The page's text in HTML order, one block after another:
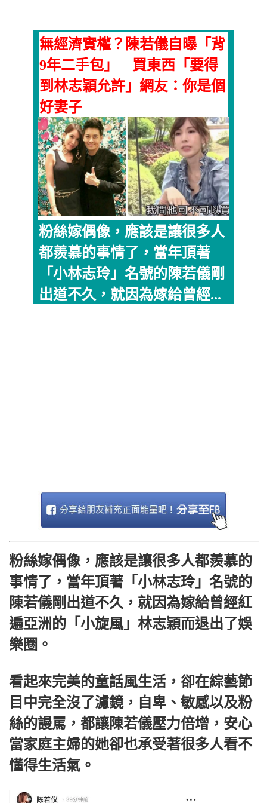
無經濟實權？陳若儀自曝「背
9年二手包」 買東西「要得
到林志穎允許」網友：你是個
好妻子
粉絲嫁偶像，應該是讓很多人
都羨慕的事情了，當年頂著
「小林志玲」名號的陳若儀剛
出道不久，就因為嫁給曾經...
粉絲嫁偶像，應該是讓很多人都羨慕的
事情了，當年頂著「小林志玲」名號的
陳若儀剛出道不久，就因為嫁給曾經紅
遍亞洲的「小旋風」林志穎而退出了娛
樂圈。
看起來完美的童話風生活，卻在綜藝節
目中完全沒了濾鏡，自卑、敏感以及粉
絲的謾罵，都讓陳若儀壓力倍增，安心
當家庭主婦的她卻也承受著很多人看不
懂得生活氣。